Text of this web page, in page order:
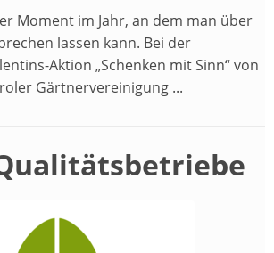
Moment im Jahr, an dem man über
lassen kann. Bei der
Aktion „Schenken mit Sinn“ von
Gärtnervereinigung ...